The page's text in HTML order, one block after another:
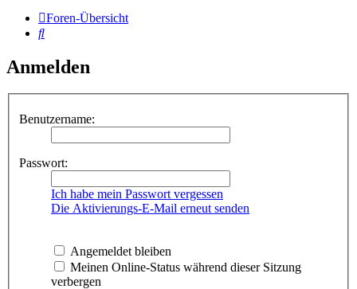
Foren-Übersicht
Suche
Anmelden
Benutzername:
Passwort:
Ich habe mein Passwort vergessen
Die Aktivierungs-E-Mail erneut senden
Angemeldet bleiben
Meinen Online-Status während dieser Sitzung
verbergen